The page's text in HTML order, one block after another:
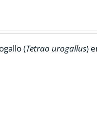
(Tetrao urogallus)